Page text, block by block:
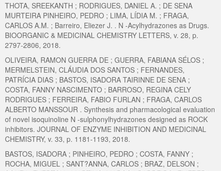
THOTA, SREEKANTH ; RODRIGUES, DANIEL A. ; DE SENA
MURTEIRA PINHEIRO, PEDRO ; LIMA, LÍDIA M. ; FRAGA,
CARLOS A.M. ; Barreiro, Eliezer J. . N -Acylhydrazones as Drugs.
BIOORGANIC & MEDICINAL CHEMISTRY LETTERS, v. 28, p.
2797-2806, 2018.
OLIVEIRA, RAMON GUERRA DE ; GUERRA, FABIANA SÉLOS ;
MERMELSTEIN, CLÁUDIA DOS SANTOS ; FERNANDES,
PATRÍCIA DIAS ; BASTOS, ISADORA TAIRINNE DE SENA ;
COSTA, FANNY NASCIMENTO ; BARROSO, REGINA CELY
RODRIGUES ; FERREIRA, FABIO FURLAN ; FRAGA, CARLOS
ALBERTO MANSSOUR . Synthesis and pharmacological evaluation
of novel isoquinoline N -sulphonylhydrazones designed as ROCK
inhibitors. JOURNAL OF ENZYME INHIBITION AND MEDICINAL
CHEMISTRY, v. 33, p. 1181-1193, 2018.
BASTOS, ISADORA ; PINHEIRO, PEDRO ; COSTA, FANNY ;
ROCHA, MIGUEL ; SANT?ANNA, CARLOS ; BRAZ, DELSON ;